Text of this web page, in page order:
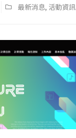
最新消息, 活動資訊